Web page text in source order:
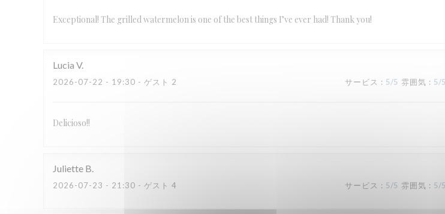
Exceptional! The grilled watermelon is one of the best things I’ve ever had! Thank you!
Lucia V
2026-07-22 - 19:30 - ゲスト 2 サービス : 5/5 雰囲気 : 5/5
Delicioso!!
Juliette B
2026-07-23 - 21:30 - ゲスト 4 サービス : 5/5 雰囲気 : 5/5